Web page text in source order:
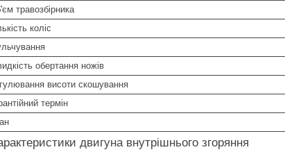
травозбірника
коліс
обертання ножів
висоти скошування
термін
двигуна внутрішнього згоряння